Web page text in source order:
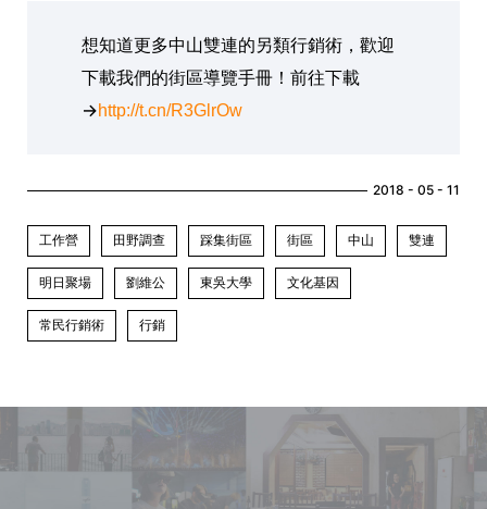
想知道更多中山雙連的另類行銷術，歡迎
下載我們的街區導覽手冊！前往下載
→http://t.cn/R3GlrOw
2018 - 05 - 11
工作營 田野調查 踩集街區 街區 中山 雙連
明日聚場 劉維公 東吳大學 文化基因
常民行銷術 行銷